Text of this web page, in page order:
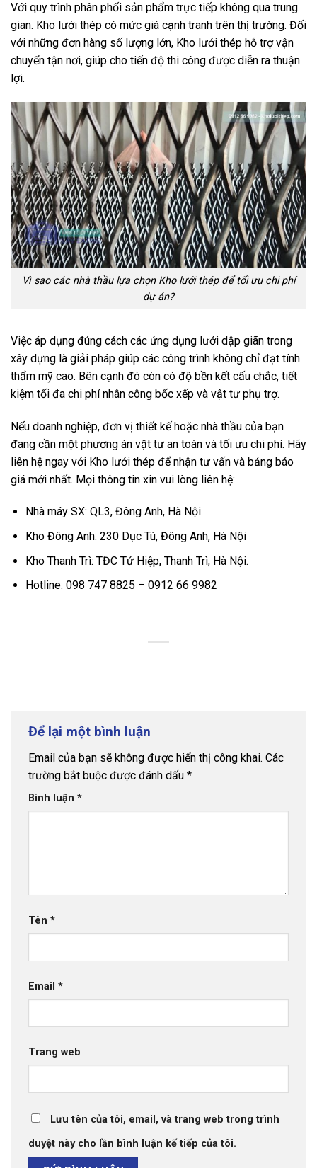
Với quy trình phân phối sản phẩm trực tiếp không qua trung
gian. Kho lưới thép có mức giá cạnh tranh trên thị trường. Đối
với những đơn hàng số lượng lớn, Kho lưới thép hỗ trợ vận
chuyển tận nơi, giúp cho tiến độ thi công được diễn ra thuận
lợi.
Vì sao các nhà thầu lựa chọn Kho lưới thép để tối ưu chi phí
dự án?
Việc áp dụng đúng cách các ứng dụng lưới dập giãn trong
xây dựng là giải pháp giúp các công trình không chỉ đạt tính
thẩm mỹ cao. Bên cạnh đó còn có độ bền kết cấu chắc, tiết
kiệm tối đa chi phí nhân công bốc xếp và vật tư phụ trợ.
Nếu doanh nghiệp, đơn vị thiết kế hoặc nhà thầu của bạn
đang cần một phương án vật tư an toàn và tối ưu chi phí. Hãy
liên hệ ngay với Kho lưới thép để nhận tư vấn và bảng báo
giá mới nhất. Mọi thông tin xin vui lòng liên hệ:
Nhà máy SX: QL3, Đông Anh, Hà Nội
Kho Đông Anh: 230 Dục Tú, Đông Anh, Hà Nội
Kho Thanh Trì: TĐC Tứ Hiệp, Thanh Trì, Hà Nội.
Hotline: 098 747 8825 – 0912 66 9982
Để lại một bình luận
Email của bạn sẽ không được hiển thị công khai. Các
trường bắt buộc được đánh dấu *
Bình luận *
Tên *
Email *
Trang web
Lưu tên của tôi, email, và trang web trong trình
duyệt này cho lần bình luận kế tiếp của tôi.